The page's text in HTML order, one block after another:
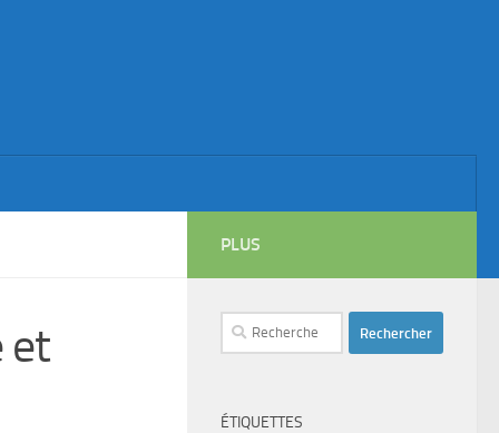
et
PLUS
Rechercher :
ÉTIQUETTES